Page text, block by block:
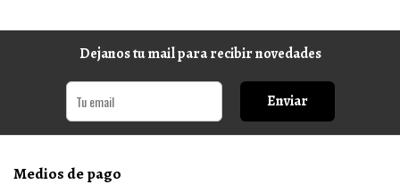
Dejanos tu mail para recibir novedades
Enviar
Medios de pago